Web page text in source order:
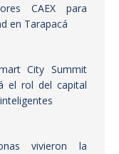
CAEX para
en Tarapacá
City Summit
el rol del capital
vivieron la